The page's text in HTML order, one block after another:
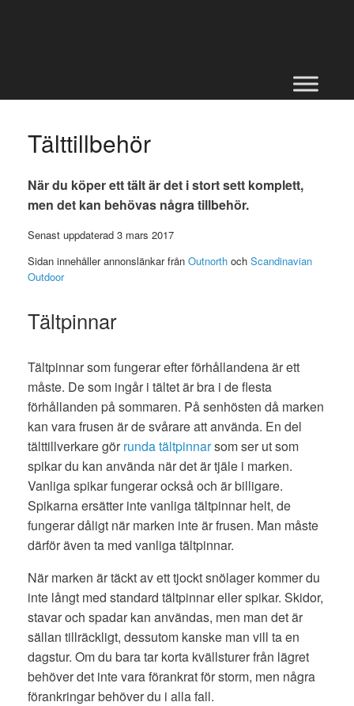
Tälttillbehör
När du köper ett tält är det i stort sett komplett,
men det kan behövas några tillbehör.
Senast uppdaterad 3 mars 2017
Sidan innehåller annonslänkar från Outnorth och Scandinavian
Outdoor
Tältpinnar
Tältpinnar som fungerar efter förhållandena är ett
måste. De som ingår i tältetär bra i de flesta
förhållanden på sommaren. På senhösten då marken
kan vara frusen är de svårare att använda. En del
tälttillverkare görrunda tältpinnarsom ser ut som
spikar du kan använda när det är tjäle i marken.
Vanliga spikar fungerar också och är billigare.
Spikarna ersätter inte vanliga tältpinnar helt, de
fungerar dåligt när marken inte är frusen. Man måste
därför även ta med vanliga tältpinnar.
När marken är täckt av ett tjockt snölager kommer du
inte långt med standard tältpinnar eller spikar. Skidor,
stavar och spadar kan användas, men man det är
sällan tillräckligt, dessutom kanske man vill ta en
dagstur. Om du bara tar korta kvällsturer från lägret
behöver det inte vara förankrat för storm, men några
förankringar behöver du i alla fall.